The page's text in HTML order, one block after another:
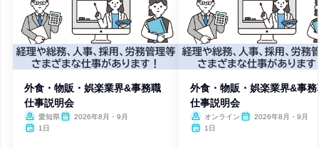
外食・物販・娯楽業界&事務職
仕事説明会
愛知県
2026年8月・9月
1日
外食・物販・娯楽業界&事務
仕事説明会
オンライン
2026年8月・9月
1日